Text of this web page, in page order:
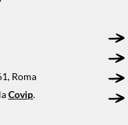
Roma
Covip.